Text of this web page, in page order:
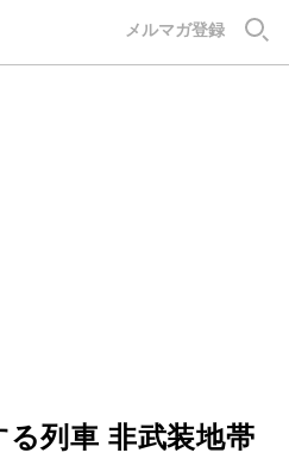
メルマガ登録
列車 非武装地帯